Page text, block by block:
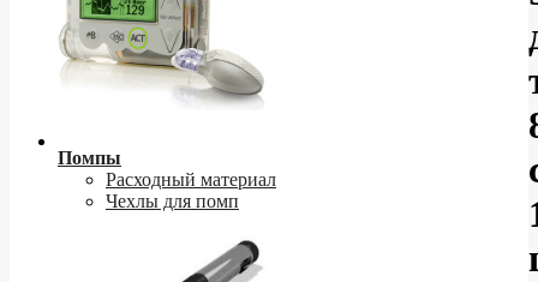
Помпы
Расходный материал
Чехлы для помп